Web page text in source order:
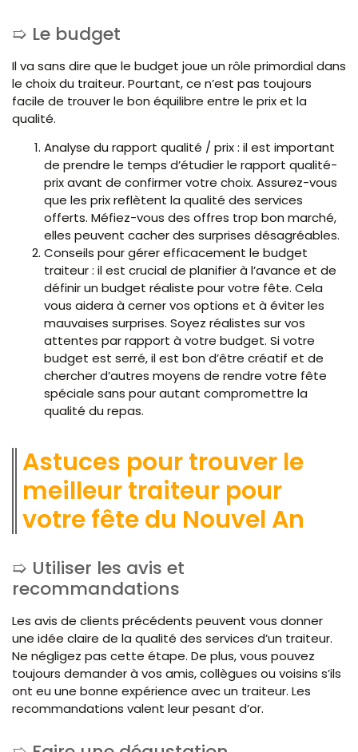
Le budget
Il va sans dire que le budget joue un rôle primordial dans
le choix du traiteur. Pourtant, ce n’est pas toujours
facile de trouver le bon équilibre entre le prix et la
qualité.
Analyse du rapport qualité / prix : il est important
de prendre le temps d’étudier le rapport qualité-
prix avant de confirmer votre choix. Assurez-vous
que les prix reflètent la qualité des services
offerts. Méfiez-vous des offres trop bon marché,
elles peuvent cacher des surprises désagréables.
Conseils pour gérer efficacement le budget
traiteur : il est crucial de planifier à l’avance et de
définir un budget réaliste pour votre fête. Cela
vous aidera à cerner vos options et à éviter les
mauvaises surprises. Soyez réalistes sur vos
attentes par rapport à votre budget. Si votre
budget est serré, il est bon d’être créatif et de
chercher d’autres moyens de rendre votre fête
spéciale sans pour autant compromettre la
qualité du repas.
Astuces pour trouver le
meilleur traiteur pour
votre fête du Nouvel An
Utiliser les avis et
recommandations
Les avis de clients précédents peuvent vous donner
une idée claire de la qualité des services d’un traiteur.
Ne négligez pas cette étape. De plus, vous pouvez
toujours demander à vos amis, collègues ou voisins s’ils
ont eu une bonne expérience avec un traiteur. Les
recommandations valent leur pesant d’or.